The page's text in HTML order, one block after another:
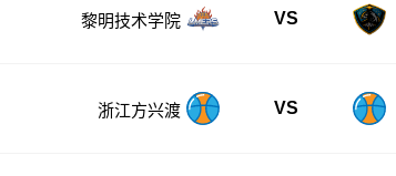
黎明技术学院 VS
浙江方兴渡 VS